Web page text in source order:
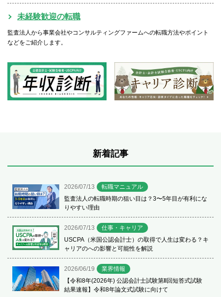
未経験歓迎の転職
監査法人から事業会社やコンサルティングファームへの転職方法やポイント
などをご紹介します。
新着記事
2026/07/13
転職マニュアル
監査法人の転職時期の狙い目は？3〜5年目が有利にな
りやすい理由
2026/07/13
仕事・キャリア
USCPA（米国公認会計士）の取得で人生は変わる？キ
ャリアのへの影響と可能性を解説
2026/06/19
業界情報
【令和8年(2026年) 公認会計士試験第Ⅱ回短答式試験
結果速報】令和8年論文式試験に向けて